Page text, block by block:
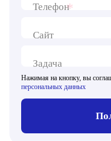
Телефон*
Сайт
Задача
Нажимая на кнопку, вы
персональных данных